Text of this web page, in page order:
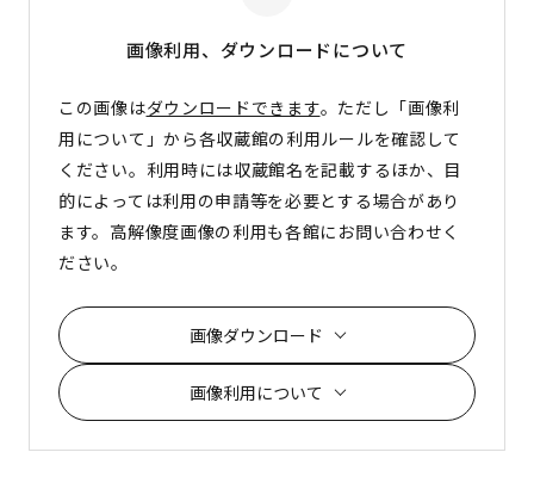
画像利用、ダウンロードについて
この画像はダウンロードできます。ただし「画像利
用について」から各収蔵館の利用ルールを確認して
ください。利用時には収蔵館名を記載するほか、目
的によっては利用の申請等を必要とする場合があり
ます。高解像度画像の利用も各館にお問い合わせく
ださい。
画像ダウンロード
画像利用について